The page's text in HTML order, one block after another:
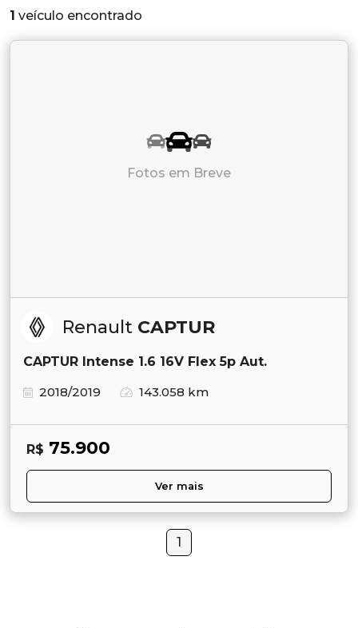
1 veículo encontrado
Fotos em Breve
Renault CAPTUR
CAPTUR Intense 1.6 16V Flex 5p Aut.
2018/2019
143.058 km
R$ 75.900
Ver mais
1